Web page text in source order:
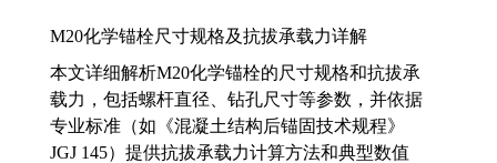
M20化学锚栓尺寸规格及抗拔承载力详解
本文详细解析M20化学锚栓的尺寸规格和抗拔承
载力，包括螺杆直径、钻孔尺寸等参数，并依据
专业标准（如《混凝土结构后锚固技术规程》
JGJ 145）提供抗拔承载力计算方法和典型数值